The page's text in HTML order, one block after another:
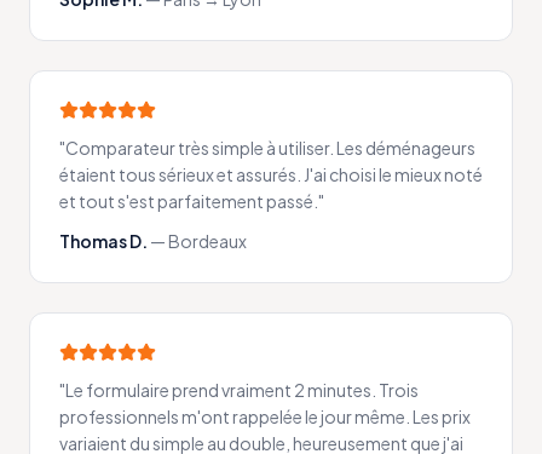
"Comparateur très simple à utiliser. Les déménageurs
étaient tous sérieux et assurés. J'ai choisi le mieux noté
et tout s'est parfaitement passé. "
Thomas D. —Bordeaux
"Le formulaire prend vraiment 2 minutes. Trois
professionnels m'ont rappelée le jour même. Les prix
variaient du simple au double, heureusement que j'ai